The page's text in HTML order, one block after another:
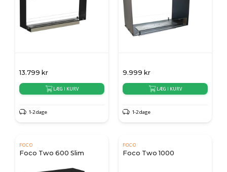
13.799 kr
LÆG I KURV
1-2 dage
9.999 kr
LÆG I KURV
1-2 dage
FOCO
Foco Two 600 Slim
FOCO
Foco Two 1000